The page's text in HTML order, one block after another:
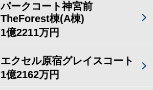
パークコート神宮前
TheForest棟(A棟)
1億2211万円
エクセル原宿グレイスコート
1億2162万円